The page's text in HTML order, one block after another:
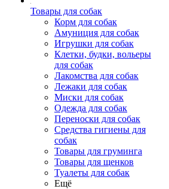
Товары для собак
Корм для собак
Амуниция для собак
Игрушки для собак
Клетки, будки, вольеры
для собак
Лакомства для собак
Лежаки для собак
Миски для собак
Одежда для собак
Переноски для собак
Средства гигиены для
собак
Товары для груминга
Товары для щенков
Туалеты для собак
Ещё